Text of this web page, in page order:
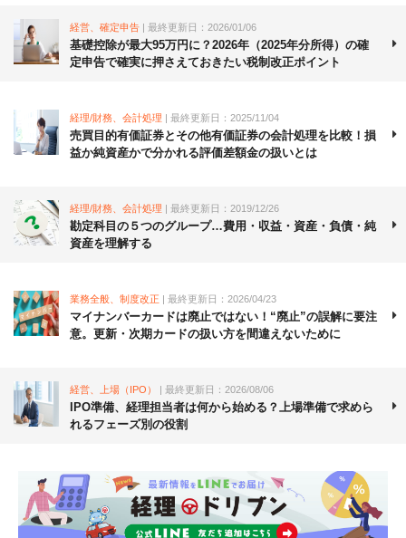
経営、確定申告 | 最終更新日：2026/01/06
基礎控除が最大95万円に？2026年（2025年分所得）の確
定申告で確実に押さえておきたい税制改正ポイント
経理/財務、会計処理 | 最終更新日：2025/11/04
売買目的有価証券とその他有価証券の会計処理を比較！損
益か純資産かで分かれる評価差額金の扱いとは
経理/財務、会計処理 | 最終更新日：2019/12/26
勘定科目の５つのグループ…費用・収益・資産・負債・純
資産を理解する
業務全般、制度改正 | 最終更新日：2026/04/23
マイナンバーカードは廃止ではない！“廃止”の誤解に要注
意。更新・次期カードの扱い方を間違えないために
経営、上場（IPO） | 最終更新日：2026/08/06
IPO準備、経理担当者は何から始める？上場準備で求めら
れるフェーズ別の役割